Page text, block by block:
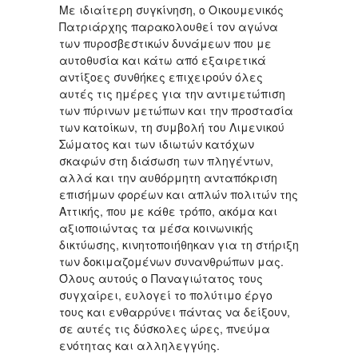
Με ιδιαίτερη συγκίνηση, ο Οικουμενικός
Πατριάρχης παρακολουθεί τον αγώνα
των πυροσβεστικών δυνάμεων που με
αυτοθυσία και κάτω από εξαιρετικά
αντίξοες συνθήκες επιχειρούν όλες
αυτές τις ημέρες για την αντιμετώπιση
των πύρινων μετώπων και την προστασία
των κατοίκων, τη συμβολή του Λιμενικού
Σώματος και των ιδιωτών κατόχων
σκαφών στη διάσωση των πληγέντων,
αλλά και την αυθόρμητη ανταπόκριση
επισήμων φορέων και απλών πολιτών της
Αττικής, που με κάθε τρόπο, ακόμα και
αξιοποιώντας τα μέσα κοινωνικής
δικτύωσης, κινητοποιήθηκαν για τη στήριξη
των δοκιμαζομένων συνανθρώπων μας.
Όλους αυτούς ο Παναγιώτατος τους
συγχαίρει, ευλογεί το πολύτιμο έργο
τους και ενθαρρύνει πάντας να δείξουν,
σε αυτές τις δύσκολες ώρες, πνεύμα
ενότητας και αλληλεγγύης.